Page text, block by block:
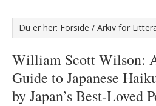
Du er her: Forside / Arkiv for
William Scott Wilson:
Guide to Japanese
by Japan’s Best-Loved